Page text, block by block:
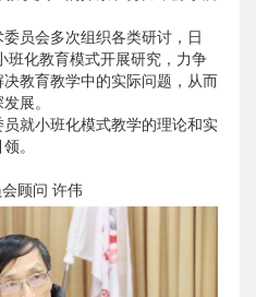
员会多次组织各类研讨，日
班化教育模式开展研究，力争
教育教学中的实际问题，从而
展。
就小班化模式教学的理论和实
。
顾问 许伟